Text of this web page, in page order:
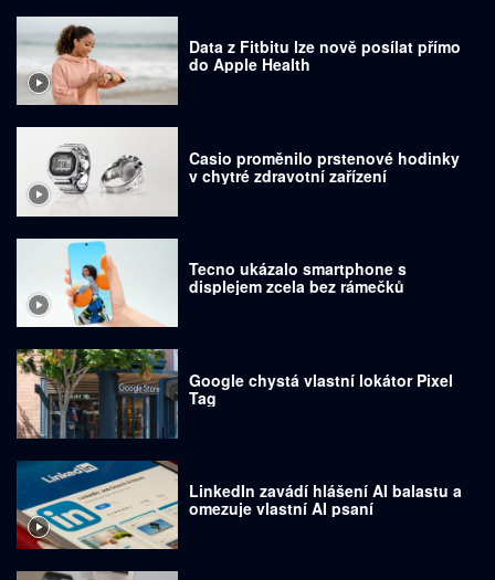
Data z Fitbitu lze nově posílat přímo
do Apple Health
Casio proměnilo prstenové hodinky
v chytré zdravotní zařízení
Tecno ukázalo smartphone s
displejem zcela bez rámečků
Google chystá vlastní lokátor Pixel
Tag
LinkedIn zavádí hlášení AI balastu a
omezuje vlastní AI psaní